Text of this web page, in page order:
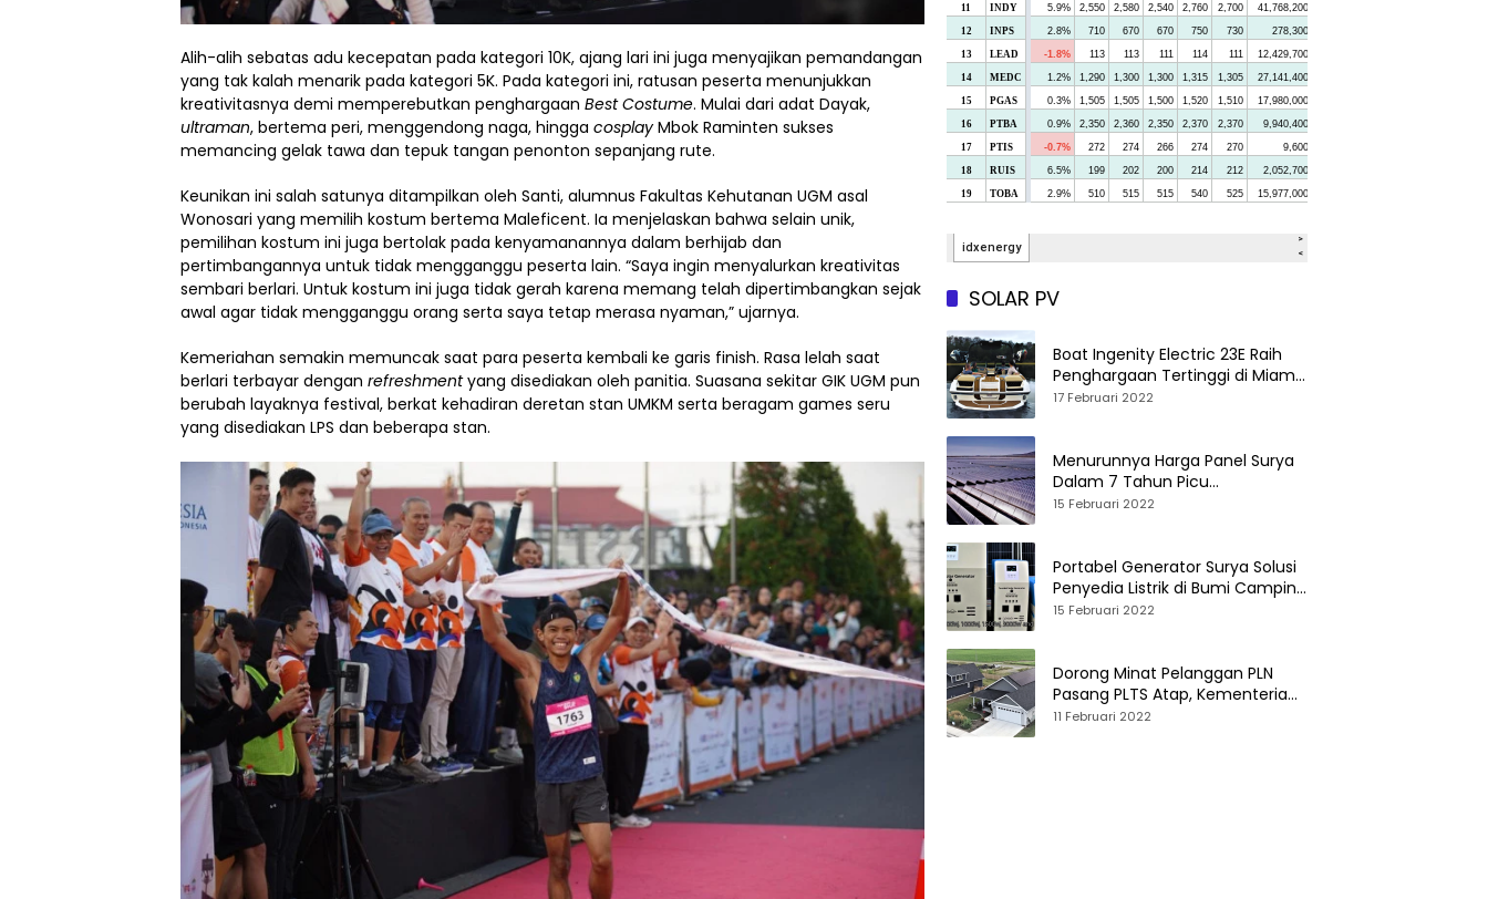
Alih-alih sebatas adu kecepatan pada kategori 10K, ajang lari ini juga menyajikan pemandangan
yang tak kalah menarik pada kategori 5K. Pada kategori ini, ratusan peserta menunjukkan
kreativitasnya demi memperebutkan penghargaan Best Costume. Mulai dari adat Dayak,
ultraman, bertema peri, menggendong naga, hingga cosplayMbok Raminten sukses
memancing gelak tawa dan tepuk tangan penonton sepanjang rute.
Keunikan ini salah satunya ditampilkan oleh Santi, alumnus Fakultas Kehutanan UGM asal
Wonosari yang memilih kostum bertema Maleficent. Ia menjelaskan bahwa selain unik,
pemilihan kostum ini juga bertolak pada kenyamanannya dalam berhijab dan
pertimbangannya untuk tidak mengganggu peserta lain. “Saya ingin menyalurkan kreativitas
sembari berlari. Untuk kostum ini juga tidak gerah karena memang telah dipertimbangkan sejak
awal agar tidak mengganggu orang serta saya tetap merasa nyaman,” ujarnya.
Kemeriahan semakin memuncak saat para peserta kembali ke garis finish. Rasa lelah saat
berlari terbayar dengan refreshmentyang disediakan oleh panitia. Suasana sekitar GIK UGM pun
berubah layaknya festival, berkat kehadiran deretan stan UMKM serta beragam games seru
yang disediakan LPS dan beberapa stan.
SOLAR PV
Boat Ingenity Electric 23E Raih
Penghargaan Tertinggi di Miami
International Boat Show
17 Februari 2022
Menurunnya Harga Panel Surya
Dalam 7 Tahun Picu
Tumbuhnya PLTS Global
15 Februari 2022
Portabel Generator Surya Solusi
Penyedia Listrik di Bumi Camping
dan Perkemahan
15 Februari 2022
Dorong Minat Pelanggan PLN
Pasang PLTS Atap, Kementerian
ESDM Luncurkan Paket Hibah SEF
11 Februari 2022